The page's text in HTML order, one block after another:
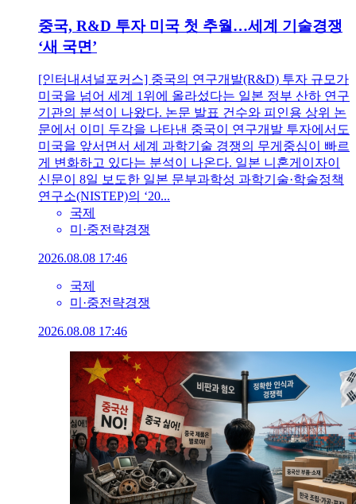
중국, R&D 투자 미국 첫 추월…세계 기술경쟁
‘새 국면’
[인터내셔널포커스] 중국의 연구개발(R&D) 투자 규모가
미국을 넘어 세계 1위에 올라섰다는 일본 정부 산하 연구
기관의 분석이 나왔다. 논문 발표 건수와 피인용 상위 논
문에서 이미 두각을 나타낸 중국이 연구개발 투자에서도
미국을 앞서면서 세계 과학기술 경쟁의 무게중심이 빠르
게 변화하고 있다는 분석이 나온다. 일본 니혼게이자이
신문이 8일 보도한 일본 문부과학성 과학기술·학술정책
연구소(NISTEP)의 ‘20...
국제
미·중전략경쟁
2026.08.08 17:46
국제
미·중전략경쟁
2026.08.08 17:46